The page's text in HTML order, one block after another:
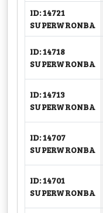
ID: 14721
SUPERWRONBA
ID: 14718
SUPERWRONBA
ID: 14713
SUPERWRONBA
ID: 14707
SUPERWRONBA
ID: 14701
SUPERWRONBA